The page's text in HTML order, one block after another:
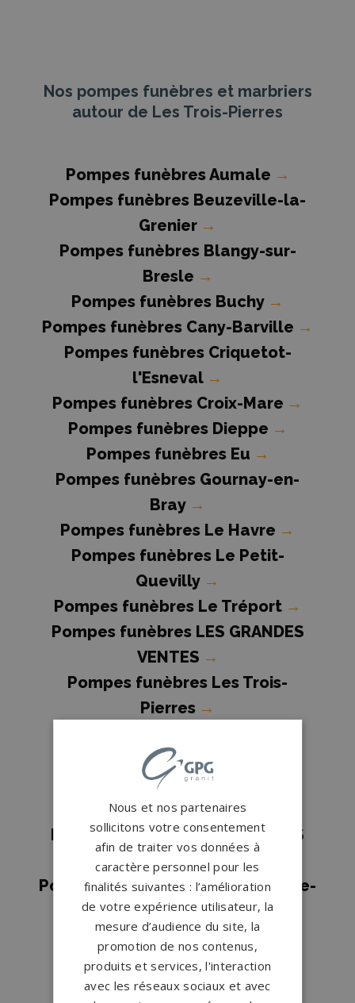
Nos pompes funèbres et marbriers
autour de Les Trois-Pierres
Pompes funèbres Aumale →
Pompes funèbres Beuzeville-la-
Grenier →
Pompes funèbres Blangy-sur-
Bresle →
Pompes funèbres Buchy →
Pompes funèbres Cany-Barville →
Pompes funèbres Criquetot-
l'Esneval →
Pompes funèbres Croix-Mare →
Pompes funèbres Dieppe →
Pompes funèbres Eu →
Pompes funèbres Gournay-en-
Bray →
Pompes funèbres Le Havre →
Pompes funèbres Le Petit-
Quevilly →
Pompes funèbres Le Tréport →
Pompes funèbres LES GRANDES
VENTES →
Pompes funèbres Les Trois-
Pierres →
Pompes funèbres Mont-Saint-
Aignan →
Pompes funèbres Montville
Pompes funèbres NEUVILLE LES
DIEPPE →
Pompes funèbres Notre-Dame-de-
Bondeville →
Pompes funèbres Pavilly
Pompes funèbres Rouen→
Pompes funèbres St Aubin les
Nous et nos partenaires
sollicitons votre consentement
afin de traiter vos données à
caractère personnel pour les
finalités suivantes : l’amélioration
de votre expérience utilisateur, la
mesure d’audience du site, la
promotion de nos contenus,
produits et services, l'interaction
avec les réseaux sociaux et avec